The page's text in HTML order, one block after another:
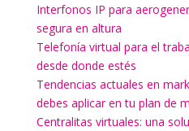
Interfonos IP para
segura en altura
Telefonía virtual para el
desde donde estés
Tendencias actuales en
debes aplicar en tu plan de
Centralitas virtuales: una